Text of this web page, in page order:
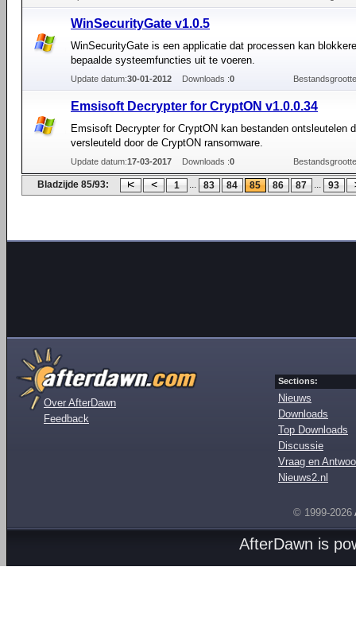
WinSecurityGate v1.0.5
WinSecurityGate is een applicatie dat processen kan
bepaalde systeemfuncties uit te voeren.
Update datum:30-01-2012 Downloads :0
Emsisoft Decrypter for CryptON v1.0.0.34
Emsisoft Decrypter for CryptON kan bestanden ontsleutelen
versleuteld door de CryptON ransomware.
Update datum:17-03-2017 Downloads :0
Bladzijde 85/93: 1 ... 83 84 85 86 87 ... 93
Over AfterDawn
Feedback
Sections:
Nieuws
Downloads
Top Downloads
Discussie
Vraag en
Nieuws2.nl
© 1999-2026
AfterDawn is